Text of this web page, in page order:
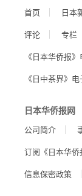
首页 日本
评论
专栏
《日本华侨报
《日中茶界》
日本华侨报网
公司简介
订阅《日本华侨
信息保密政策